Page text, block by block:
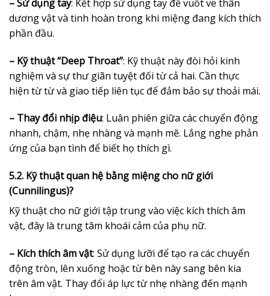
– Sử dụng tay: Kết hợp sử dụng tay để vuốt ve thân
dương vật và tinh hoàn trong khi miệng đang kích thích
phần đầu.
– Kỹ thuật “Deep Throat”: Kỹ thuật này đòi hỏi kinh
nghiệm và sự thư giãn tuyệt đối từ cả hai. Cần thực
hiện từ từ và giao tiếp liên tục để đảm bảo sự thoải mái.
– Thay đổi nhịp điệu: Luân phiên giữa các chuyển động
nhanh, chậm, nhẹ nhàng và mạnh mẽ. Lắng nghe phản
ứng của bạn tình để biết họ thích gì.
5.2. Kỹ thuật quan hệ bằng miệng cho nữ giới
(Cunnilingus)?
Kỹ thuật cho nữ giới tập trung vào việc kích thích âm
vật, đây là trung tâm khoái cảm của phụ nữ.
– Kích thích âm vật: Sử dụng lưỡi để tạo ra các chuyển
động tròn, lên xuống hoặc từ bên này sang bên kia
trên âm vật. Thay đổi áp lực từ nhẹ nhàng đến mạnh